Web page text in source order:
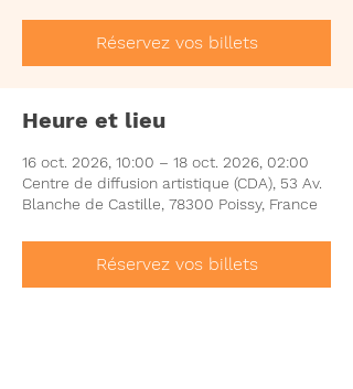
Réservez vos billets
Heure et lieu
16 oct. 2026, 10:00 – 18 oct. 2026, 02:00
Centre de diffusion artistique (CDA), 53 Av.
Blanche de Castille, 78300 Poissy, France
Réservez vos billets